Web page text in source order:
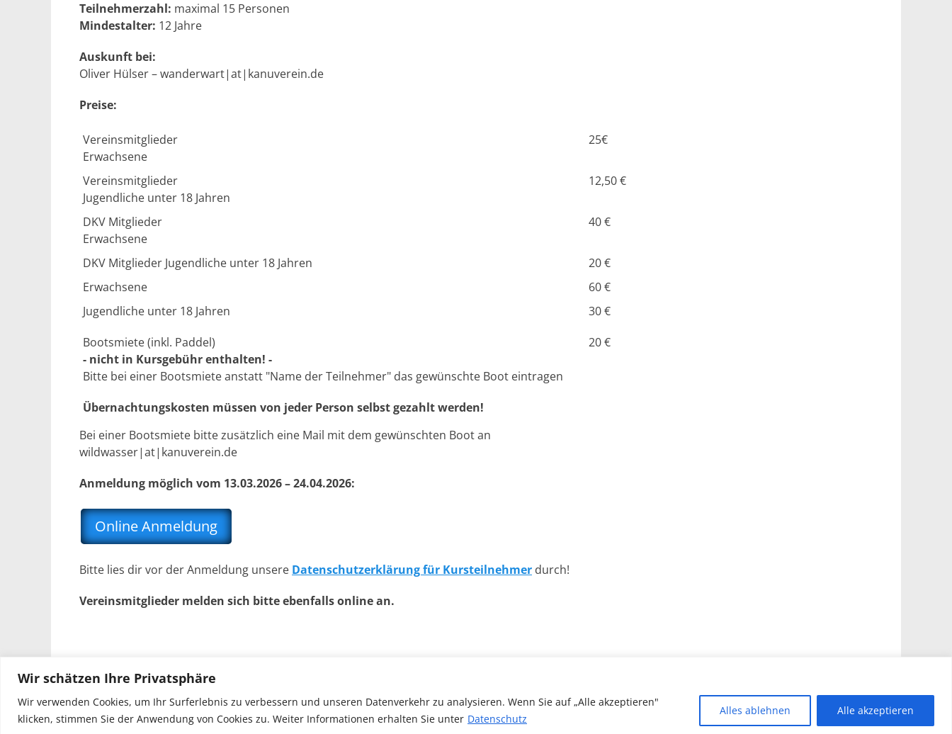
Wir schätzen Ihre Privatsphäre
Wir verwenden Cookies, um Ihr Surferlebnis zu verbessern und unseren Datenverkehr zu analysieren. Wenn Sie auf „Alle akzeptieren"
klicken, stimmen Sie der Anwendung von Cookies zu. Weiter Informationen erhalten Sie unter Datenschutz
Alles ablehnen Alle akzeptieren
Teilnehmerzahl: maximal 15 Personen
Mindestalter: 12 Jahre
Auskunft bei:
Oliver Hülser – wanderwart|at|kanuverein.de
Preise:
Vereinsmitglieder
Erwachsene
25€
Vereinsmitglieder
Jugendliche unter 18 Jahren
12,50 €
DKV Mitglieder
Erwachsene
40 €
DKV Mitglieder Jugendliche unter 18 Jahren
20 €
Erwachsene
60 €
Jugendliche unter 18 Jahren
30 €
Bootsmiete (inkl. Paddel)
- nicht in Kursgebühr enthalten! -
Bitte bei einer Bootsmiete anstatt "Name der Teilnehmer" das gewünschte Boot eintragen
20 €
Übernachtungskosten müssen von jeder Person selbst gezahlt werden!
Bei einer Bootsmiete bitte zusätzlich eine Mail mit dem gewünschten Boot an
wildwasser|at|kanuverein.de
Anmeldung möglich vom 13.03.2026 – 24.04.2026:
Online Anmeldung
Bitte lies dir vor der Anmeldung unsere Datenschutzerklärung für Kursteilnehmer durch!
Vereinsmitglieder melden sich bitte ebenfalls online an.
Copyright © 2026Kanu Verein Nuernberg. Alle Rechte vorbehalten.Datenschutz